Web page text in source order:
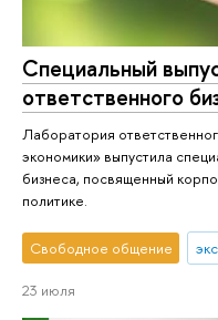
Специальный
ответственного
Лаборатория
экономики» выпустила
бизнеса, посвященный
политике.
Свободное общение
23 июля